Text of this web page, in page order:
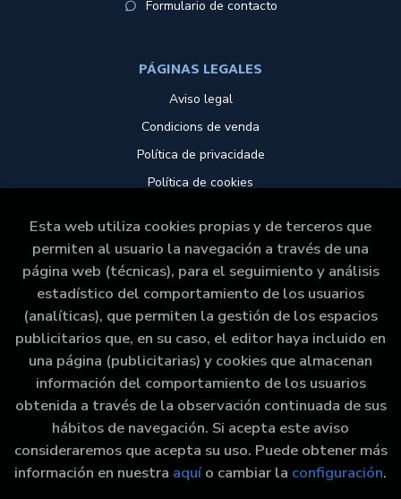
Formulario de contacto
PÁGINAS LEGALES
Aviso legal
Condicions de venda
Política de privacidade
Política de cookies
ATENCIÓN AL CLIENTE
Quem somos
Pedidos especiais
formulario de desistencia
2026 ©Libraría Paz. Todos los Derechos Reservados
|Grupo Trevenque
Esta web utiliza cookies propias y de terceros que
permiten al usuario la navegación a través de una
página web (técnicas), para el seguimiento y análisis
estadístico del comportamiento de los usuarios
(analíticas), que permiten la gestión de los espacios
publicitarios que, en su caso, el editor haya incluido en
una página (publicitarias) y cookies que almacenan
información del comportamiento de los usuarios
obtenida a través de la observación continuada de sus
hábitos de navegación. Si acepta este aviso
consideraremos que acepta su uso. Puede obtener más
información en nuestra aquío cambiar la configuración.